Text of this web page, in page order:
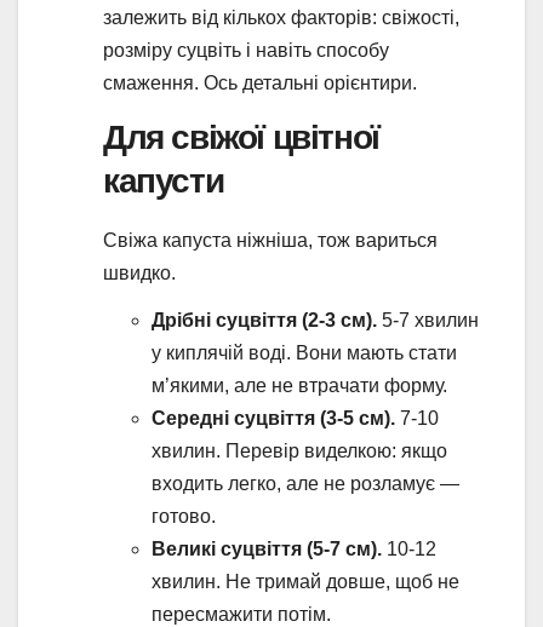
залежить від кількох факторів: свіжості,
розміру суцвіть і навіть способу
смаження. Ось детальні орієнтири.
Для свіжої цвітної
капусти
Свіжа капуста ніжніша, тож вариться
швидко.
Дрібні суцвіття (2-3 см). 5-7 хвилин
у киплячій воді. Вони мають стати
м’якими, але не втрачати форму.
Середні суцвіття (3-5 см). 7-10
хвилин. Перевір виделкою: якщо
входить легко, але не розламує —
готово.
Великі суцвіття (5-7 см). 10-12
хвилин. Не тримай довше, щоб не
пересмажити потім.